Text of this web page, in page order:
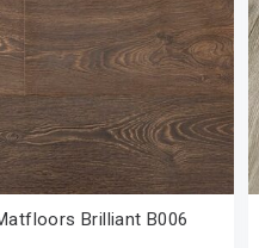
Brilliant B006